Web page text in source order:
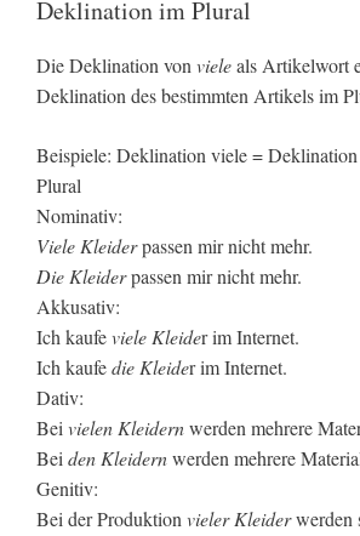
Deklination im Plural
Die Deklination von vieleals Artikelwort
Deklination des bestimmten Artikels im
Beispiele: Deklination viele =
Plural
Nominativ:
Viele Kleiderpassen mir nicht mehr.
Die Kleiderpassen mir nicht mehr.
Akkusativ:
Ich kaufeviele Kleider im Internet.
Ich kaufedie Kleider im Internet.
Dativ:
Bei vielen Kleidernwerden mehrere
Bei den Kleidernwerden mehrere
Genitiv:
Bei der Produktion vieler Kleiderwerden